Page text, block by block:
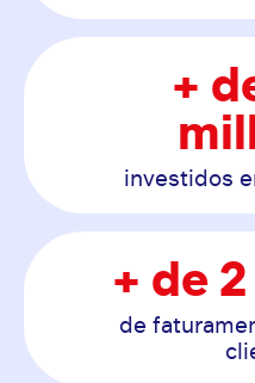
+
investidos
+ de
de